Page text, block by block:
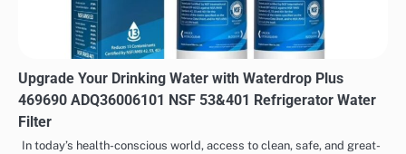
Upgrade Your Drinking Water with Waterdrop Plus
469690 ADQ36006101 NSF 53&401 Refrigerator Water
Filter
In today’s health-conscious world, access to clean, safe, and great-